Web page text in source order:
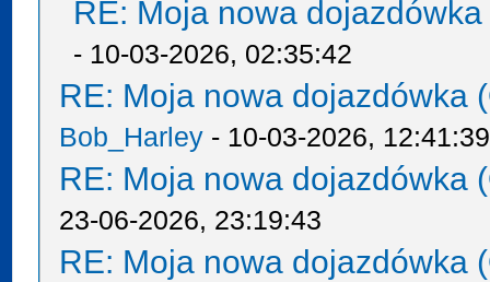
RE: Moja nowa
- 10-03-2026, 02:35:42
RE: Moja nowa dojazdówka
Bob_Harley - 10-03-2026, 12:41:39
RE: Moja nowa dojazdówka
23-06-2026, 23:19:43
RE: Moja nowa dojazdówka